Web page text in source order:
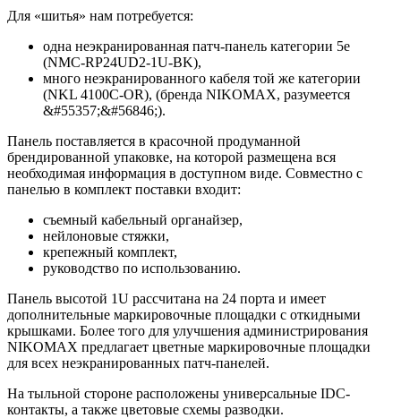
Для «шитья» нам потребуется:
одна неэкранированная патч-панель категории 5е
(NMC-RP24UD2-1U-BK),
много неэкранированного кабеля той же категории
(NKL 4100C-OR), (бренда NIKOMAX, разумеется
&#55357;&#56846;).
Панель поставляется в красочной продуманной
брендированной упаковке, на которой размещена вся
необходимая информация в доступном виде. Совместно с
панелью в комплект поставки входит:
съемный кабельный органайзер,
нейлоновые стяжки,
крепежный комплект,
руководство по использованию.
Панель высотой 1U рассчитана на 24 порта и имеет
дополнительные маркировочные площадки с откидными
крышками. Более того для улучшения администрирования
NIKOMAX предлагает цветные маркировочные площадки
для всех неэкранированных патч-панелей.
На тыльной стороне расположены универсальные IDC-
контакты, а также цветовые схемы разводки.